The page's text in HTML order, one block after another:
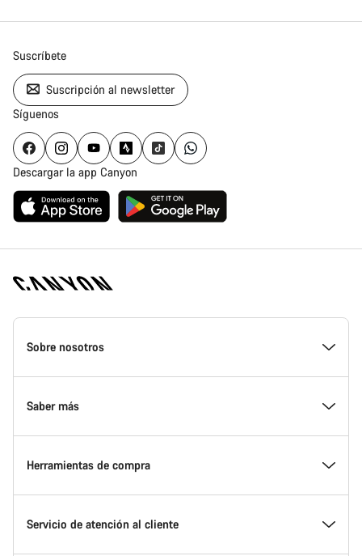
Suscríbete
Suscripción al newsletter
Síguenos
Descargar la app Canyon
Canyon
Homepage
Sobre nosotros
Conoce Canyon
Innovación en Canyon
Canyon Factory Racing
Saber más
Eventos
Encuentra un punto de servicio Canyon
Herramientas de compra
Encuentra tu bicicleta
Servicio de atención al cliente